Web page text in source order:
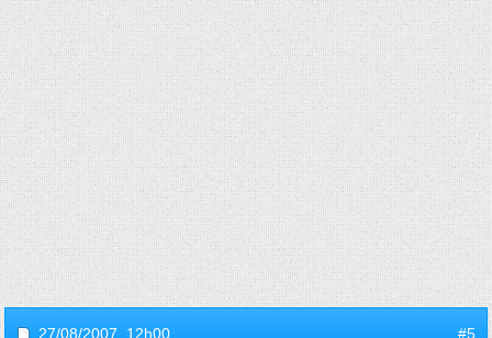
27/08/2007, 12h00 #5